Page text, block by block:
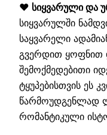
❤️ სიყვარული და
სიყვარულში
საყვარელი
გვერდით ყოფნით
შემოქმედებითი
ტყუპებისთვის ეს
წარმოუდგენლად
რომანტიკული